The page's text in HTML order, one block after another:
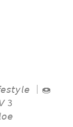
｜🍩
3